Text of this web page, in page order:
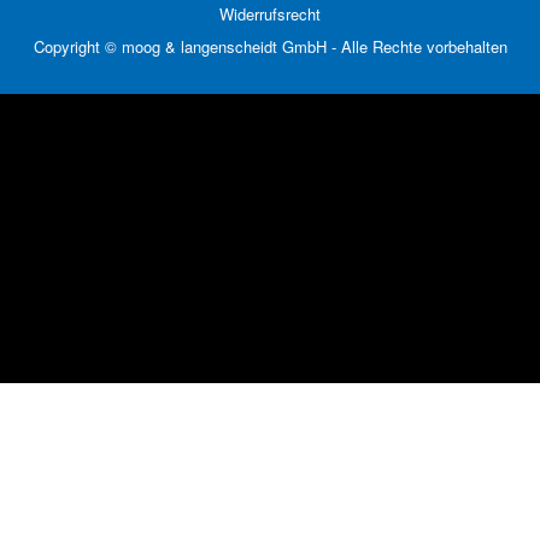
Widerrufsrecht
Copyright © moog & langenscheidt GmbH - Alle Rechte vorbehalten